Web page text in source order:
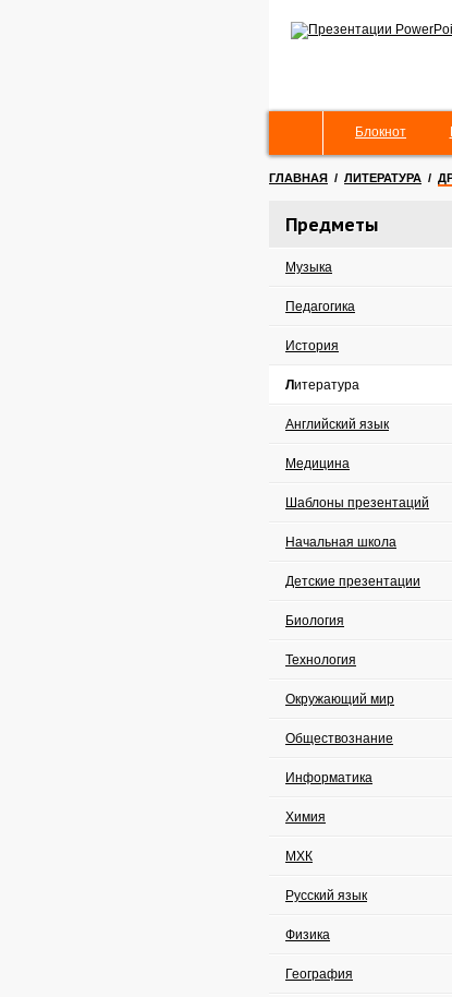
Блокнот
ГЛАВНАЯ / ЛИТЕРАТУРА /
Предметы
Музыка
Педагогика
История
Литература
Английский язык
Медицина
Шаблоны презентаций
Начальная школа
Детские презентации
Биология
Технология
Окружающий мир
Обществознание
Информатика
Химия
МХК
Русский язык
Физика
География